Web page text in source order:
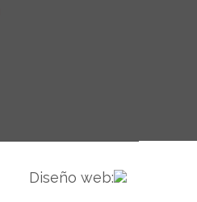
Diseño web: